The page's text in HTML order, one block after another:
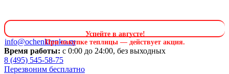
Успейте в августе!
При покупке теплицы — действует акция.
info@ochenkrepko.ru
Время работы: с 0:00 до 24:00, без выходных
8 (495) 545-58-75
Перезвоним бесплатно